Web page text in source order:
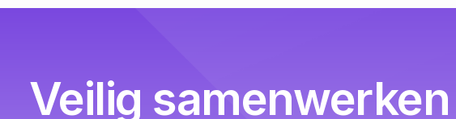
Veilig